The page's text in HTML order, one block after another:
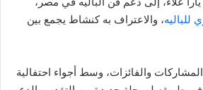
للباليه، والاعتراف به كنشاط يجمع بين
والفائزات، وسط أجواء احتفالية